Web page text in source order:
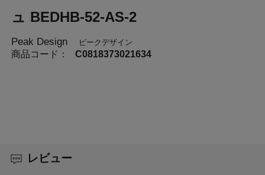
ュ BEDHB-52-AS-2
Peak Design ピークデザイン
商品コード： C0818373021634
レビュー